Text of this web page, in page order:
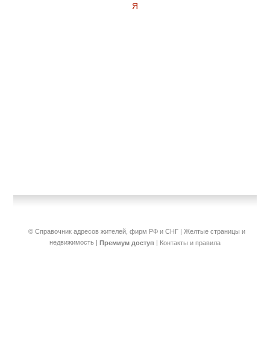
Я
© Справочник адресов жителей, фирм РФ и СНГ | Желтые страницы и
недвижимость | Премиум доступ | Контакты и правила